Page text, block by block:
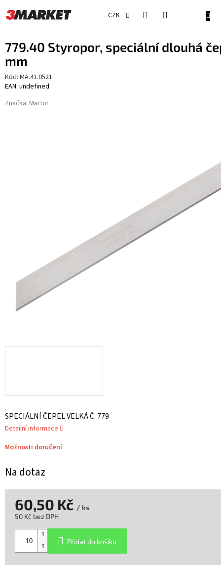
na
obsah
CZK
779.40 Styropor, speciální dlouhá
mm
Kód: MA.41.0521
EAN: undefined
Značka: Martor
Na dotaz
Možnosti doručení
SPECIÁLNÍ ČEPEL VELKÁ Č. 779
Detailní informace
60,50 Kč / ks
50 Kč bez DPH
Přidat do košíku